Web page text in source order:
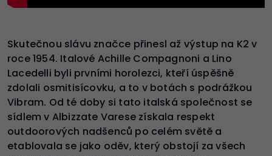
Skutečnou slávu značce přinesl až výstup na K2 v
roce 1954. Italové Achille Compagnoni a Lino
Lacedelli byli prvními horolezci, kteří úspěšně
zdolali osmitisícovku, a to v botách s podrážkou
Vibram. Od té doby si tato italská společnost se
sídlem v Albizzate Varese získala respekt
outdoorových nadšenců po celém světě a
etablovala se jako oděv, který obstojí za všech